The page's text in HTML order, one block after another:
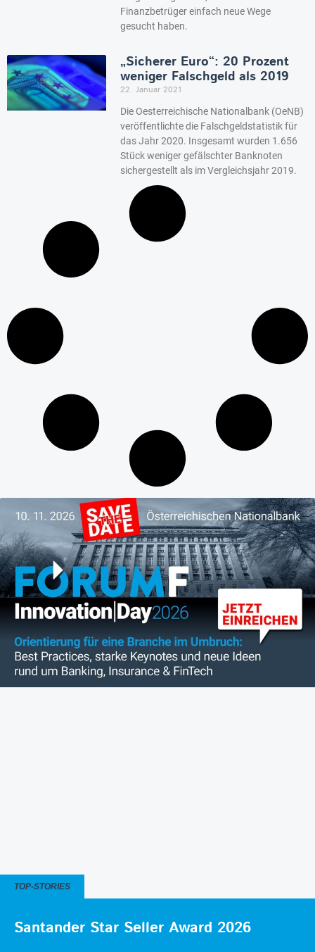
Finanzbetrüger einfach neue Wege
gesucht haben.
„Sicherer Euro“: 20 Prozent
weniger Falschgeld als 2019
22. Januar 2021
Die Oesterreichische Nationalbank (OeNB)
veröffentlichte die Falschgeldstatistik für
das Jahr 2020. Insgesamt wurden 1.656
Stück weniger gefälschter Banknoten
sichergestellt als im Vergleichsjahr 2019.
TOP-STORIES
Santander Star Seller Award 2026